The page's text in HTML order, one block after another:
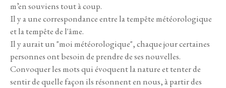
m’en souviens tout à coup.
Il y a une correspondance entre la tempête météorologique
et la tempête de l'âme.
Il y aurait un "moi météorologique", chaque jour certaines
personnes ont besoin de prendre de ses nouvelles.
Convoquer les mots qui évoquent la nature et tenter de
sentir de quelle façon ils résonnent en nous, à partir des